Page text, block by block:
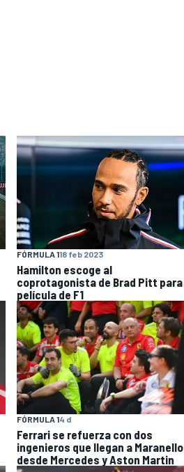
FÓRMULA 118 feb 2023
Hamilton escoge al
coprotagonista de Brad Pitt para
película de F1
FÓRMULA 14 d
Ferrari se refuerza con dos
ingenieros que llegan a Maranello
desde Mercedes y Aston Martin